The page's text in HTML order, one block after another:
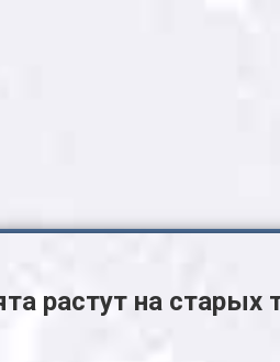
растут на старых